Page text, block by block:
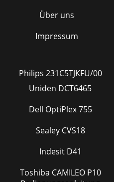
Über uns
Impressum
Philips 231C5TJKFU/00
Uniden DCT6465
Dell OptiPlex 755
Sealey CVS18
Indesit D41
Toshiba CAMILEO P10